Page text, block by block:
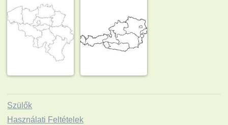
Szülők
Használati Feltételek